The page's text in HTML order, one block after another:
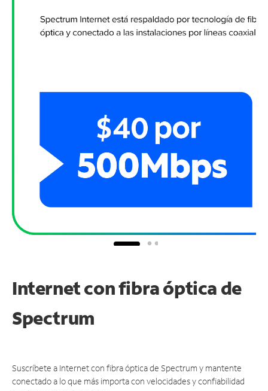
Internet con fibra óptica de
Spectrum
Suscríbete a Internet con fibra óptica de Spectrum y mantente
conectado a lo que más importa con velocidades y confiabilidad